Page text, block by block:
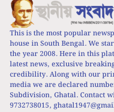
This is the most popular
house in South Bengal. We
the year 2008. Here in this
latest news, exclusive
credibility. Along with our
media we are declared
Subdivision, Ghatal. Contact
9732738015,